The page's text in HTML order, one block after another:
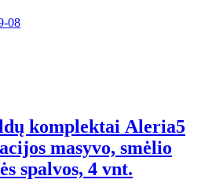
komplektai Aleria5
masyvo, smėlio
spalvos, 4 vnt.